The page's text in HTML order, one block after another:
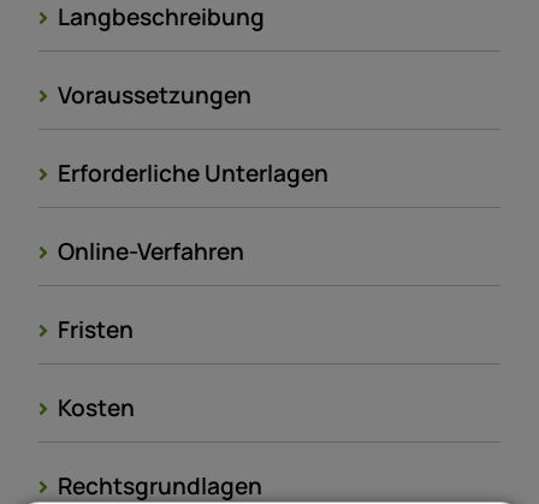
Langbeschreibung
Voraussetzungen
Erforderliche Unterlagen
Online-Verfahren
Fristen
Kosten
Rechtsgrundlagen